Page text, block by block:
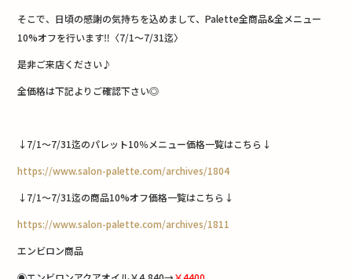
そこで、日頃の感謝の気持ちを込めまして、Palette全商品&全メニュー
10%オフを行います‼︎〈7/1〜7/31迄〉
是非ご来店ください♪
全価格は下記よりご確認下さい◎
↓7/1〜7/31迄のパレット10％メニュー価格一覧はこちら↓
https://www.salon-palette.com/archives/1804
↓7/1〜7/31迄の商品10%オフ価格一覧はこちら↓
https://www.salon-palette.com/archives/1811
エンビロン商品